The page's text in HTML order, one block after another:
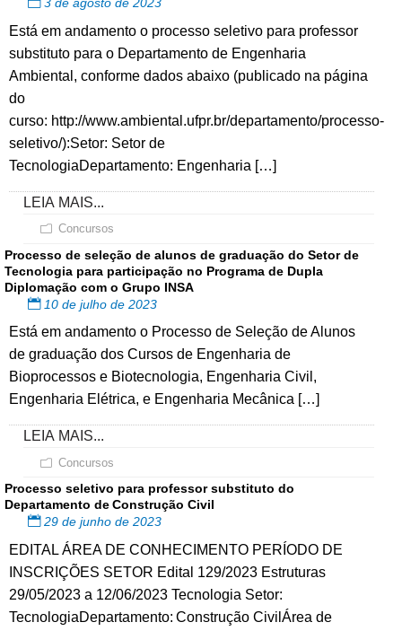
3 de agosto de 2023
Está em andamento o processo seletivo para professor
substituto para o Departamento de Engenharia
Ambiental, conforme dados abaixo (publicado na página
do
curso: http://www.ambiental.ufpr.br/departamento/processo-
seletivo/):Setor: Setor de
TecnologiaDepartamento: Engenharia […]
LEIA MAIS...
Concursos
Processo de seleção de alunos de graduação do Setor de
Tecnologia para participação no Programa de Dupla
Diplomação com o Grupo INSA
10 de julho de 2023
Está em andamento o Processo de Seleção de Alunos
de graduação dos Cursos de Engenharia de
Bioprocessos e Biotecnologia, Engenharia Civil,
Engenharia Elétrica, e Engenharia Mecânica […]
LEIA MAIS...
Concursos
Processo seletivo para professor substituto do
Departamento de Construção Civil
29 de junho de 2023
EDITAL ÁREA DE CONHECIMENTO PERÍODO DE
INSCRIÇÕES SETOR Edital 129/2023 Estruturas
29/05/2023 a 12/06/2023 Tecnologia Setor:
TecnologiaDepartamento: Construção CivilÁrea de